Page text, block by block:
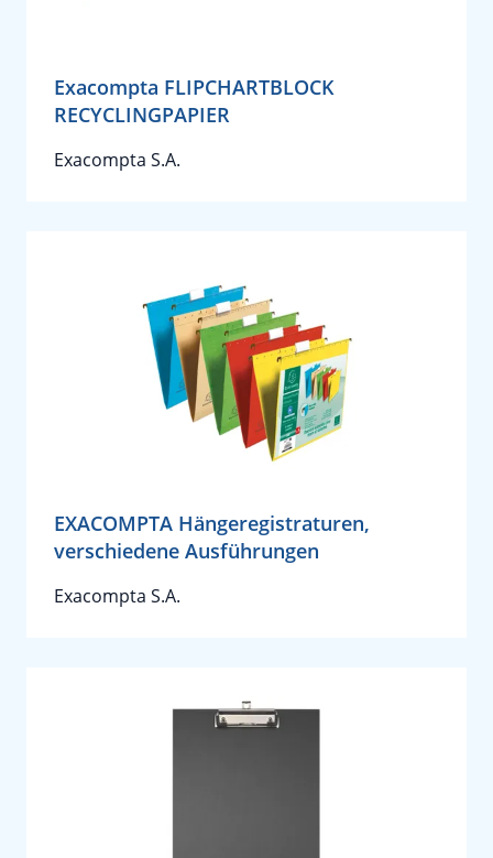
Exacompta FLIPCHARTBLOCK
RECYCLINGPAPIER
Exacompta S.A.
EXACOMPTA Hängeregistraturen,
verschiedene Ausführungen
Exacompta S.A.